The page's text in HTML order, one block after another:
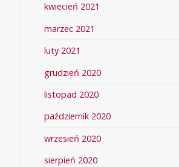
kwiecień 2021
marzec 2021
luty 2021
grudzień 2020
listopad 2020
październik 2020
wrzesień 2020
sierpień 2020